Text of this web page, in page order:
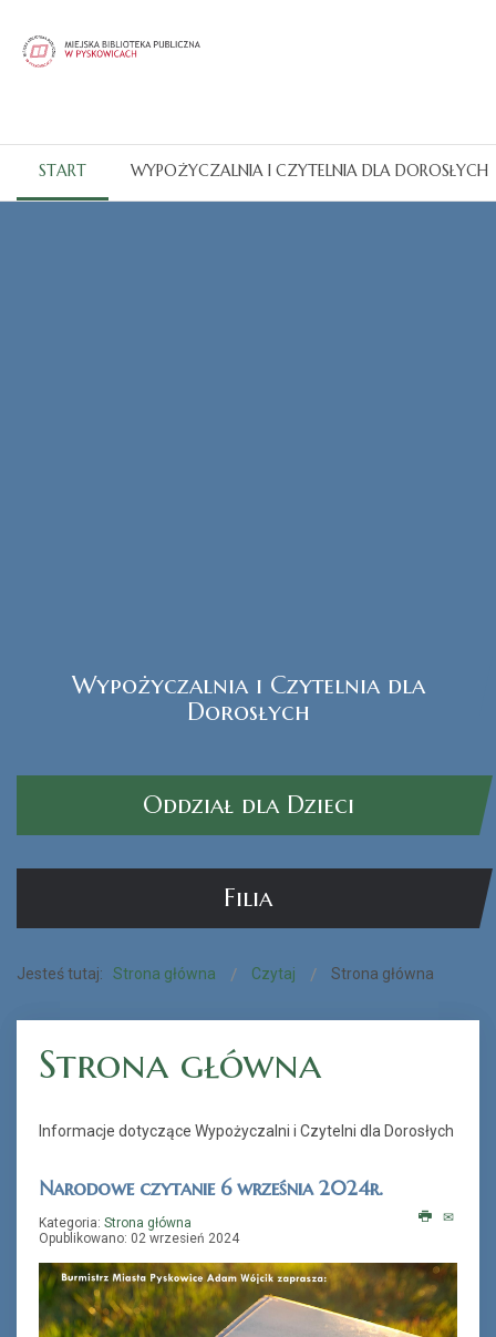
START WYPOŻYCZALNIA I CZYTELNIA DLA DOROSŁYCH
Czytak Plus
„Książka na telefon”
Wypożyczalnia i Czytelnia dla
Dorosłych
Oddział dla Dzieci
Filia
Jesteś tutaj: Strona główna Czytaj Strona główna
Strona główna
Informacje dotyczące Wypożyczalni i Czytelni dla Dorosłych
Narodowe czytanie 6 września 2024r.
Kategoria: Strona główna
Opublikowano: 02 wrzesień 2024